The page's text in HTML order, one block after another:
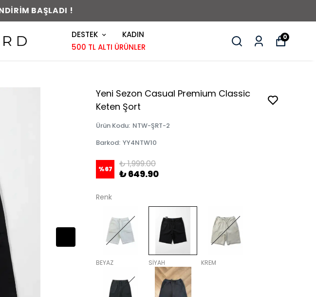
DESTEK
KADIN
500 TL ALTI ÜRÜNLER
0
Yeni Sezon Casual Premium Classic
Keten Şort
Ürün Kodu: NTW-ŞRT-2
Barkod: YY4NTW10
%67 ₺ 1,999.00
₺ 649.90
Renk
BEYAZ SİYAH KREM